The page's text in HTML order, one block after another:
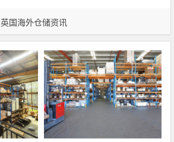
英国海外仓储资讯